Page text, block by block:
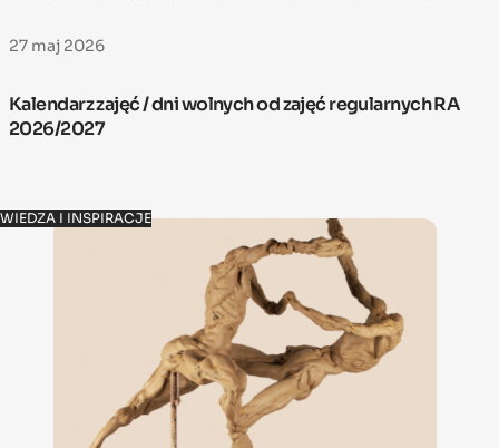
27 maj 2026
Kalendarz zajęć / dni wolnych od zajęć regularnych RA
2026/2027
WIEDZA I INSPIRACJE